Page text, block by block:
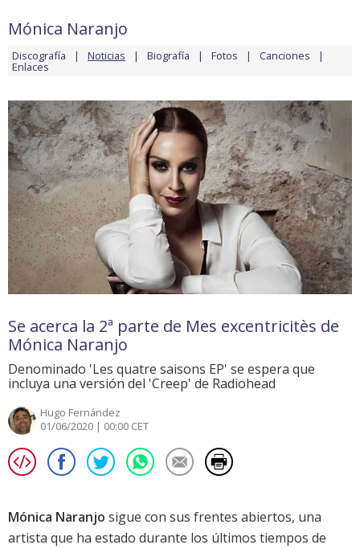
Mónica Naranjo
Discografía Noticias Biografía Fotos Canciones
Enlaces
Se acerca la 2ª parte de Mes excentricitès de
Mónica Naranjo
Denominado 'Les quatre saisons EP' se espera que
incluya una versión del 'Creep' de Radiohead
Hugo Fernández
01/06/2020 | 00:00 CET
Mónica Naranjo sigue con sus frentes abiertos, una
artista que ha estado durante los últimos tiempos de